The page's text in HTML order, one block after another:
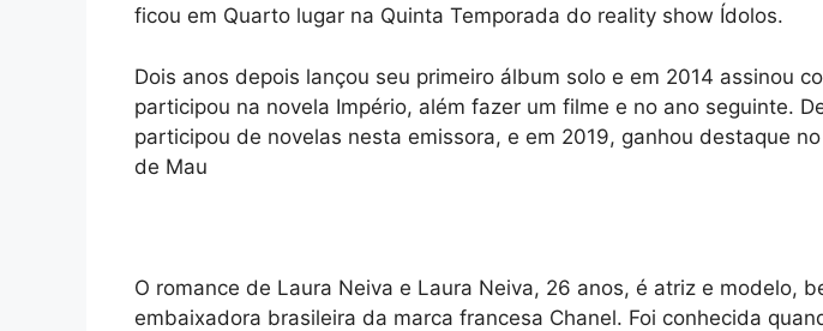
ficou em Quarto lugar na Quinta Temporada do reality show Ídolos.
Dois anos depois lançou seu primeiro álbum solo e em 2014 assinou
participou na novela Império, além fazer um filme e no ano seguinte.
participou de novelas nesta emissora, e em 2019, ganhou destaque
de Mau
O romance de Laura Neiva e Laura Neiva, 26 anos, é atriz e modelo,
embaixadora brasileira da marca francesa Chanel. Foi conhecida